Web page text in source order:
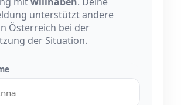
unterstützt andere
Österreich bei der
der Situation.